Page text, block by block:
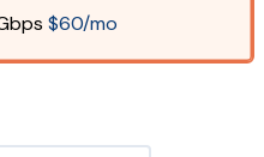
$60/mo